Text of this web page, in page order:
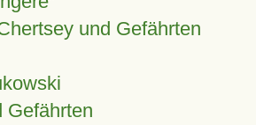
und Gefährten
Gefährten